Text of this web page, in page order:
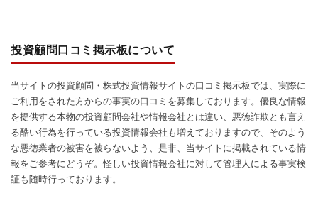
投資顧問口コミ掲示板について
当サイトの投資顧問・株式投資情報サイトの口コミ掲示板では、実際に
ご利用をされた方からの事実の口コミを募集しております。優良な情報
を提供する本物の投資顧問会社や情報会社とは違い、悪徳詐欺とも言え
る酷い行為を行っている投資情報会社も増えておりますので、そのよう
な悪徳業者の被害を被らないよう、是非、当サイトに掲載されている情
報をご参考にどうぞ。怪しい投資情報会社に対して管理人による事実検
証も随時行っております。